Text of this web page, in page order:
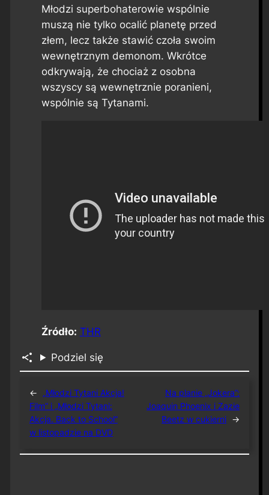
Młodzi superbohaterowie wspólnie
muszą nie tylko ocalić planetę przed
złem, lecz także stawić czoła swoim
wewnętrznym demonom. Wkrótce
odkrywają, że chociaż z osobna
wszyscy są wewnętrznie poranieni,
wspólnie są Tytanami.
Źródło: THR
Podziel się
←
„Młodzi Tytani Akcja!
Film” i „Młodzi Tytani:
Akcja. Back to School”
w listopadzie na DVD
Na planie „Jokera”:
Joaquin Phoenix i Zazie
Beetz w cukierni →